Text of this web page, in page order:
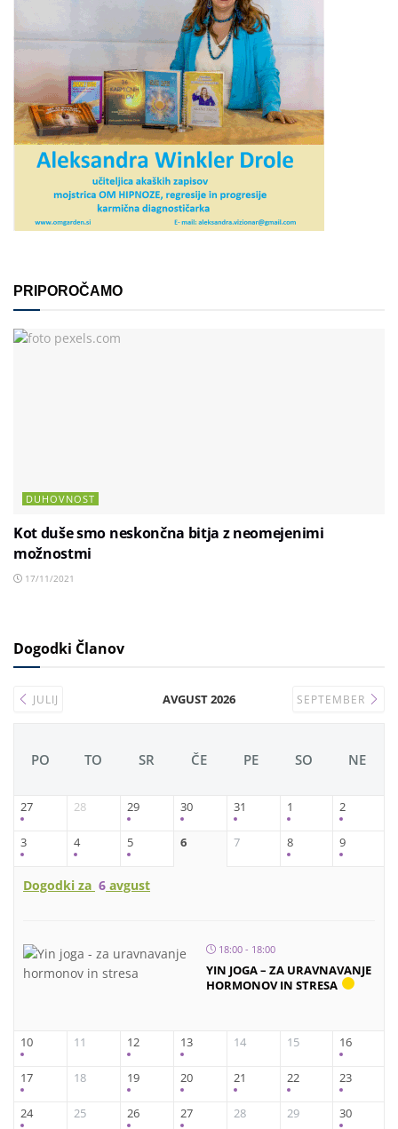
PRIPOROČAMO
DUHOVNOST
Kot duše smo neskončna bitja z neomejenimi
možnostmi
17/11/2021
Dogodki Članov
JULIJ AVGUST 2026 SEPTEMBER
PO TO SR ČE PE SO NE
27 28 29 30 31 1 2
3 4 5 6 7 8 9
Dogodki za 6 avgust
18:00 - 18:00
YIN JOGA – ZA URAVNAVANJE
HORMONOV IN STRESA
10 11 12 13 14 15 16
17 18 19 20 21 22 23
24 25 26 27 28 29 30